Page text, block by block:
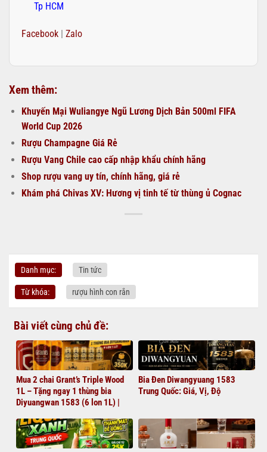
Tp HCM
Facebook Zalo
Xem thêm:
Khuyến Mại Wuliangye Ngũ Lương Dịch Bản 500ml FIFA
World Cup 2026
Rượu Champagne Giá Rẻ
Rượu Vang Chile cao cấp nhập khẩu chính hãng
Shop rượu vang uy tín, chính hãng, giá rẻ
Khám phá Chivas XV: Hương vị tinh tế từ thùng ủ Cognac
Danh mục: Tin tức
Từ khóa: rượu hình con rắn
Bài viết cùng chủ đề:
Mua 2 chai Grant’s Triple Wood
1L – Tặng ngay 1 thùng bia
Diyuangwan 1583 (6 lon 1L) |
Bia Đen Diwangyuang 1583
Trung Quốc: Giá, Vị, Độ